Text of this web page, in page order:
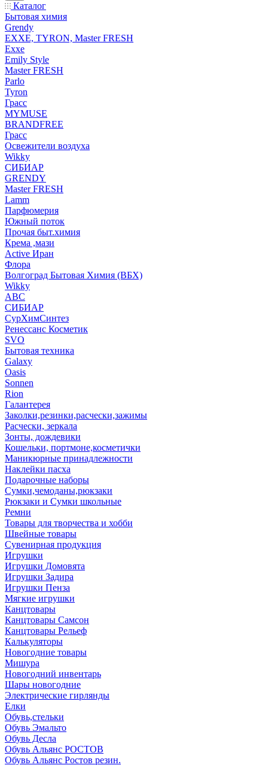
Каталог
Бытовая химия
Grendy
EXXE, TYRON, Master FRESH
Exxe
Emily Style
Master FRESH
Parlo
Tyron
Грасс
MYMUSE
BRANDFREE
Грасс
Освежители воздуха
Wikky
СИБИАР
GRENDY
Master FRESH
Lamm
Парфюмерия
Южный поток
Прочая быт.химия
Крема ,мази
Аctive Иран
Флора
Волгоград Бытовая Химия (ВБХ)
Wikky
АВС
СИБИАР
СурХимСинтез
Ренессанс Косметик
SVO
Бытовая техника
Galaxy
Oasis
Sonnen
Rion
Галантерея
Заколки,резинки,расчески,зажимы
Расчески, зеркала
Зонты, дождевики
Кошельки, портмоне,косметички
Маникюрные принадлежности
Наклейки пасха
Подарочные наборы
Сумки,чемоданы,рюкзаки
Рюкзаки и Сумки школьные
Ремни
Товары для творчества и хобби
Швейные товары
Сувенирная продукция
Игрушки
Игрушки Домовята
Игрушки Задира
Игрушки Пенза
Мягкие игрушки
Канцтовары
Канцтовары Самсон
Канцтовары Рельеф
Калькуляторы
Новогодние товары
Мишура
Новогодний инвентарь
Шары новогодние
Электрические гирлянды
Елки
Обувь,стельки
Обувь Эмальто
Обувь Десла
Обувь Альянс РОСТОВ
Обувь Альянс Ростов резин.